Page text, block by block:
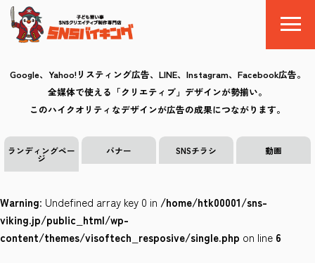
SNSバイキングとは
料金
制作の流れ
クリエイティブ
Google、Yahoo!リスティング広告、LINE、Instagram、Facebook広告。
全媒体で使える「クリエティブ」デザインが勢揃い。
このハイクオリティなデザインが広告の成果につながります。
ランディングペー
ジ
バナー SNSチラシ 動画
Warning: Undefined array key 0 in /home/htk00001/sns-
viking.jp/public_html/wp-
content/themes/visoftech_resposive/single.php on line 6